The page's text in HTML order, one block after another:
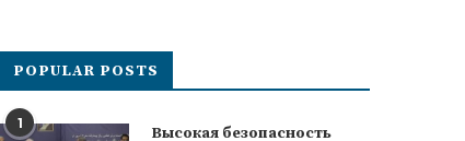
POPULAR POSTS
1
Высокая безопасность